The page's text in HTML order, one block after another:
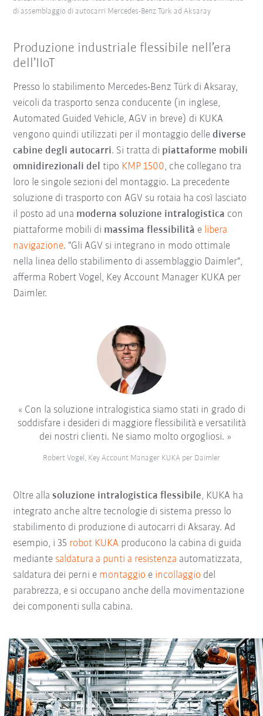
di assemblaggio di autocarri Mercedes-Benz Türk ad Aksaray
Produzione industriale flessibile nell’era
dell’IIoT
Presso lo stabilimento Mercedes-Benz Türk di Aksaray,
veicoli da trasporto senza conducente (in inglese,
Automated Guided Vehicle, AGV in breve) di KUKA
vengono quindi utilizzati per il montaggio dellediverse
cabine degli autocarri. Si tratta di piattaforme mobili
omnidirezionali del tipo KMP 1500, che collegano tra
loro le singole sezioni del montaggio. La precedente
soluzione di trasporto con AGV su rotaia ha così lasciato
il posto ad una moderna soluzione intralogistica con
piattaforme mobili di massima flessibilità e libera
navigazione. "Gli AGV si integrano in modo ottimale
nella linea dello stabilimento di assemblaggio Daimler",
afferma Robert Vogel, Key Account Manager KUKA per
Daimler.
Con la soluzione intralogistica siamo stati in grado di
soddisfare i desideri di maggiore flessibilità e versatilità
dei nostri clienti. Ne siamo molto orgogliosi.
Robert Vogel, Key Account Manager KUKA per Daimler
Oltre allasoluzione intralogistica flessibile, KUKA ha
integrato anche altre tecnologie di sistema presso lo
stabilimento di produzione di autocarri di Aksaray. Ad
esempio, i 35 robot KUKA producono la cabina di guida
mediante saldatura a punti a resistenza automatizzata,
saldatura dei perni e montaggio e incollaggio del
parabrezza, e si occupano anche della movimentazione
dei componenti sulla cabina.